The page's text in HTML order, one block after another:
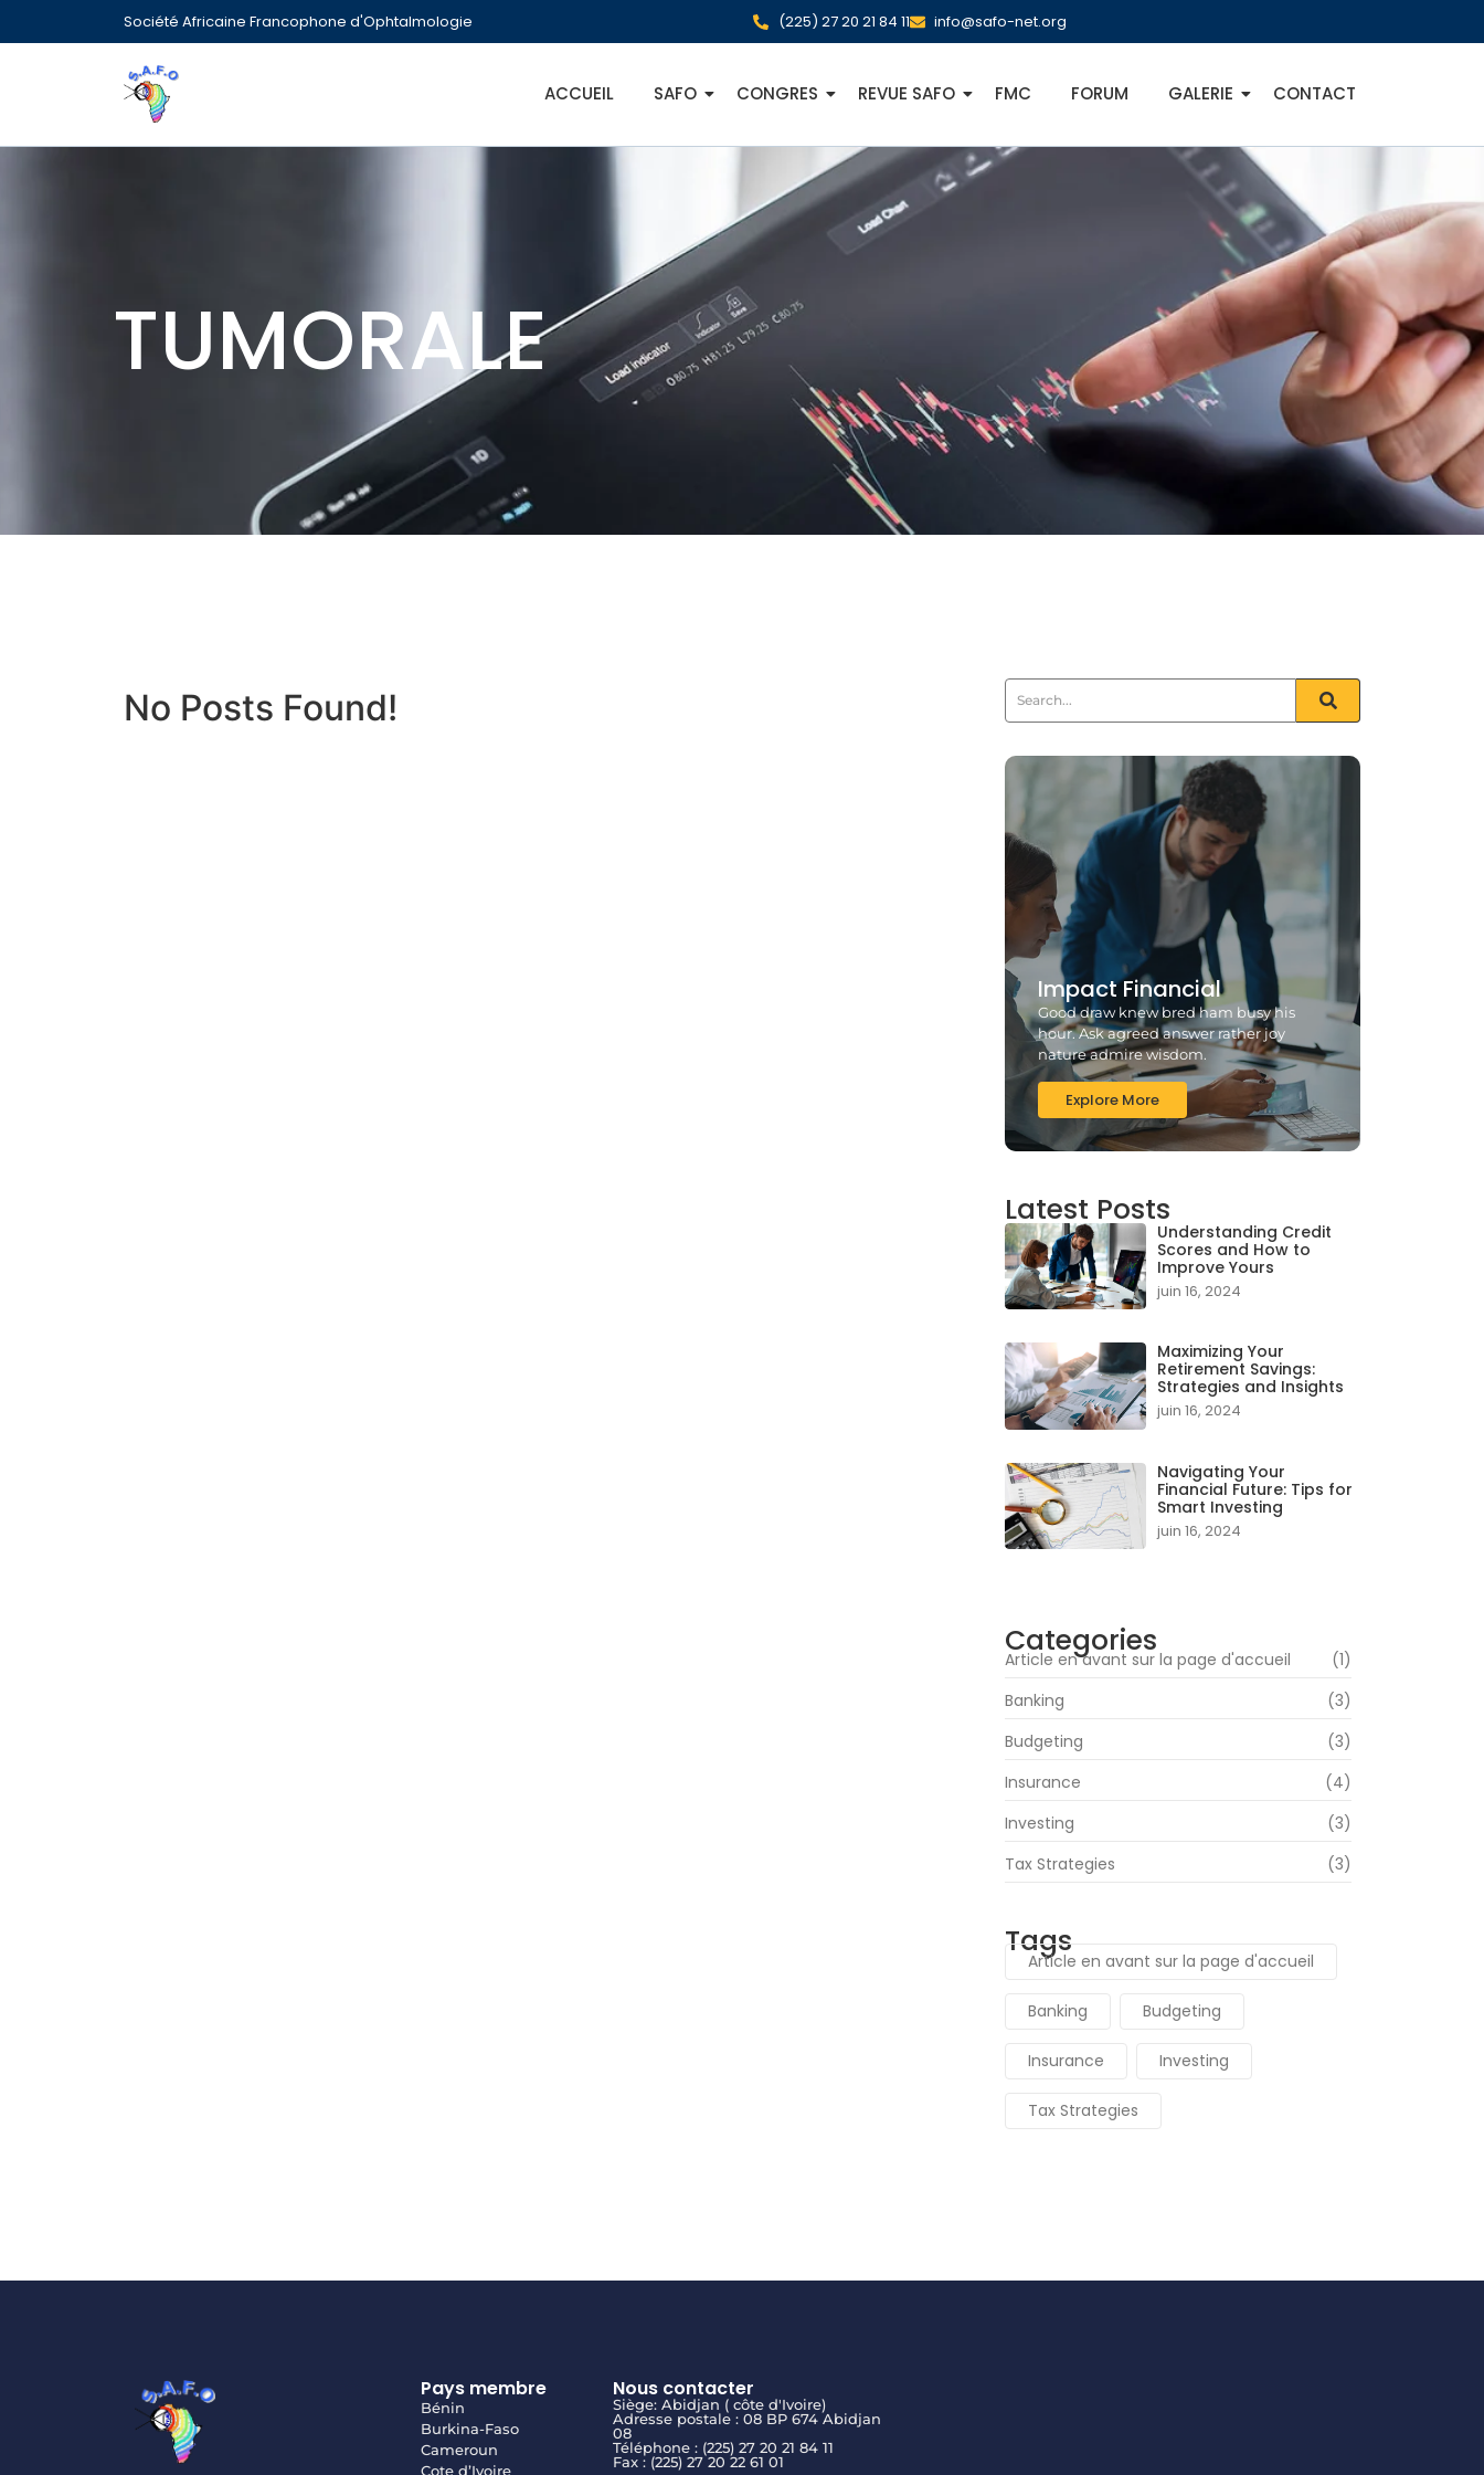
Société Africaine Francophone d'Ophtalmologie (225) 27 20 21 84 11 info@safo-net.org
ACCUEIL SAFO CONGRES REVUE SAFO FMC FORUM GALERIE CONTACT
TUMORALE
No Posts Found!
Impact Financial
Good draw knew bred ham busy his
hour. Ask agreed answer rather joy
nature admire wisdom.
Explore More
Latest Posts
Understanding Credit
Scores and How to
Improve Yours
juin 16, 2024
Maximizing Your
Retirement Savings:
Strategies and Insights
juin 16, 2024
Navigating Your
Financial Future: Tips for
Smart Investing
juin 16, 2024
Categories
Article en avant sur la page d'accueil
(1)
Banking
(3)
Budgeting
(3)
Insurance
(4)
Investing
(3)
Tax Strategies
(3)
Tags
Article en avant sur la page d'accueil
Banking Budgeting
Insurance Investing
Tax Strategies
Pays membre
Bénin
Burkina-Faso
Cameroun
Cote d’Ivoire
Nous contacter
Siège: Abidjan ( côte d'Ivoire)
Adresse postale : 08 BP 674 Abidjan
08
Téléphone : (225) 27 20 21 84 11
Fax : (225) 27 20 22 61 01